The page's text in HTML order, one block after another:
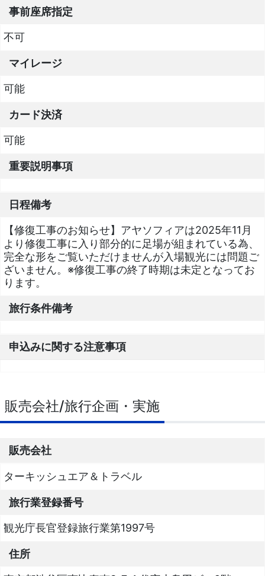
事前座席指定
不可
マイレージ
可能
カード決済
可能
重要説明事項
日程備考
【修復工事のお知らせ】アヤソフィアは2025年11月
より修復工事に入り部分的に足場が組まれている為、
完全な形をご覧いただけませんが入場観光には問題ご
ざいません。※修復工事の終了時期は未定となってお
ります。
旅行条件備考
申込みに関する注意事項
販売会社/旅行企画・実施
販売会社
ターキッシュエア＆トラベル
旅行業登録番号
観光庁長官登録旅行業第1997号
住所